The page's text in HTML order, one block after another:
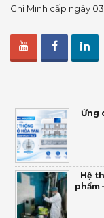
Chí Minh cấp ngày
Ứng
Hệ
phẩm